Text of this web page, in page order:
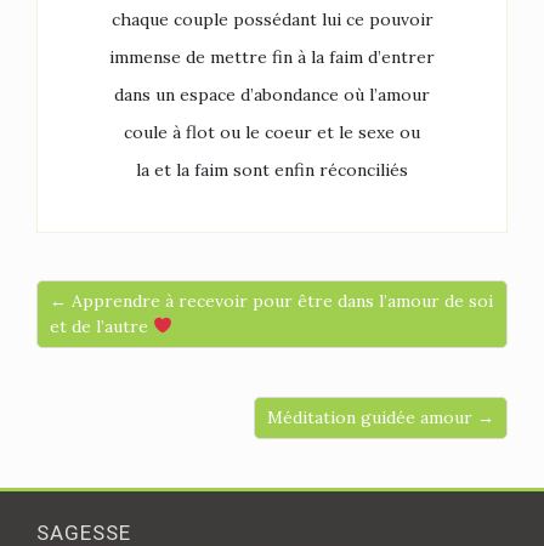
chaque couple possédant lui ce pouvoir
immense de mettre fin à la faim d’entrer
dans un espace d’abondance où l’amour
coule à flot ou le coeur et le sexe ou
la et la faim sont enfin réconciliés
← Apprendre à recevoir pour être dans l’amour de soi
et de l’autre
Méditation guidée amour →
SAGESSE